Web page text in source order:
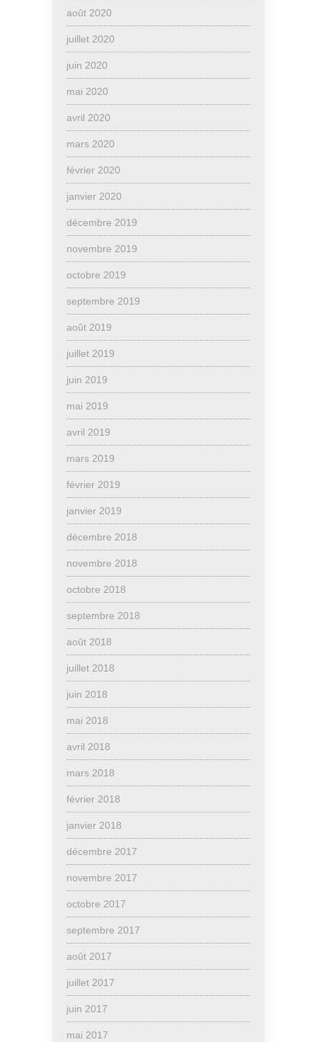
août 2020
juillet 2020
juin 2020
mai 2020
avril 2020
mars 2020
février 2020
janvier 2020
décembre 2019
novembre 2019
octobre 2019
septembre 2019
août 2019
juillet 2019
juin 2019
mai 2019
avril 2019
mars 2019
février 2019
janvier 2019
décembre 2018
novembre 2018
octobre 2018
septembre 2018
août 2018
juillet 2018
juin 2018
mai 2018
avril 2018
mars 2018
février 2018
janvier 2018
décembre 2017
novembre 2017
octobre 2017
septembre 2017
août 2017
juillet 2017
juin 2017
mai 2017